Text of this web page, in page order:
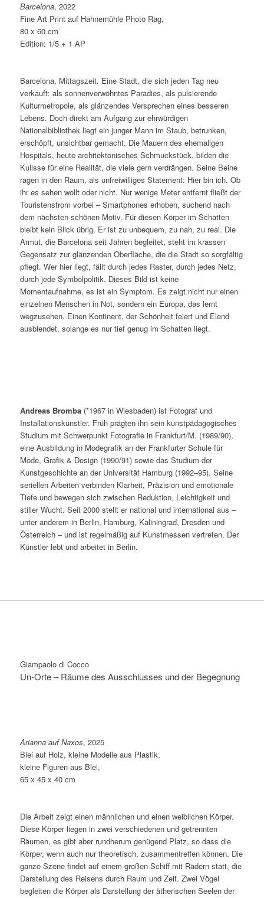
Barcelona, 2022
Fine Art Print auf Hahnemühle Photo Rag,
80 x 60 cm
Edition: 1/5 + 1 AP
Barcelona, Mittagszeit. Eine Stadt, die sich jeden Tag neu
verkauft: als sonnenverwöhntes Paradies, als pulsierende
Kulturmetropole, als glänzendes Versprechen eines besseren
Lebens. Doch direkt am Aufgang zur ehrwürdigen
Nationalbibliothek liegt ein junger Mann im Staub, betrunken,
erschöpft, unsichtbar gemacht. Die Mauern des ehemaligen
Hospitals, heute architektonisches Schmuckstück, bilden die
Kulisse für eine Realität, die viele gern verdrängen. Seine Beine
ragen in den Raum, als unfreiwilliges Statement: Hier bin ich. Ob
ihr es sehen wollt oder nicht. Nur wenige Meter entfernt fließt der
Touristenstrom vorbei – Smartphones erhoben, suchend nach
dem nächsten schönen Motiv. Für diesen Körper im Schatten
bleibt kein Blick übrig. Er ist zu unbequem, zu nah, zu real. Die
Armut, die Barcelona seit Jahren begleitet, steht im krassen
Gegensatz zur glänzenden Oberfläche, die die Stadt so sorgfältig
pflegt. Wer hier liegt, fällt durch jedes Raster, durch jedes Netz,
durch jede Symbolpolitik. Dieses Bild ist keine
Momentaufnahme, es ist ein Symptom. Es zeigt nicht nur einen
einzelnen Menschen in Not, sondern ein Europa, das lernt
wegzusehen. Einen Kontinent, der Schönheit feiert und Elend
ausblendet, solange es nur tief genug im Schatten liegt.
Andreas Bromba(*1967 in Wiesbaden) ist Fotograf und
Installationskünstler. Früh prägten ihn sein kunstpädagogisches
Studium mit Schwerpunkt Fotografie in Frankfurt/M. (1989/90),
eine Ausbildung in Modegrafik an der Frankfurter Schule für
Mode, Grafik & Design (1990/91) sowie das Studium der
Kunstgeschichte an der Universität Hamburg (1992–95). Seine
seriellen Arbeiten verbinden Klarheit, Präzision und emotionale
Tiefe und bewegen sich zwischen Reduktion, Leichtigkeit und
stiller Wucht. Seit 2000 stellt er national und international aus –
unter anderem in Berlin, Hamburg, Kaliningrad, Dresden und
Österreich – und ist regelmäßig auf Kunstmessen vertreten. Der
Künstler lebt und arbeitet in Berlin.
Giampaolo di Cocco
Un-Orte – Räume des Ausschlusses und der Begegnung
Arianna auf Naxos, 2025
Blei auf Holz, kleine Modelle aus Plastik,
kleine Figuren aus Blei,
65 x 45 x 40 cm
Die Arbeit zeigt einen männlichen und einen weiblichen Körper.
Diese Körper liegen in zwei verschiedenen und getrennten
Räumen, es gibt aber rundherum genügend Platz, so dass die
Körper, wenn auch nur theoretisch, zusammentreffen können. Die
ganze Szene findet auf einem großen Schiff mit Rädern statt, die
Darstellung des Reisens durch Raum und Zeit. Zwei Vögel
begleiten die Körper als Darstellung der ätherischen Seelen der